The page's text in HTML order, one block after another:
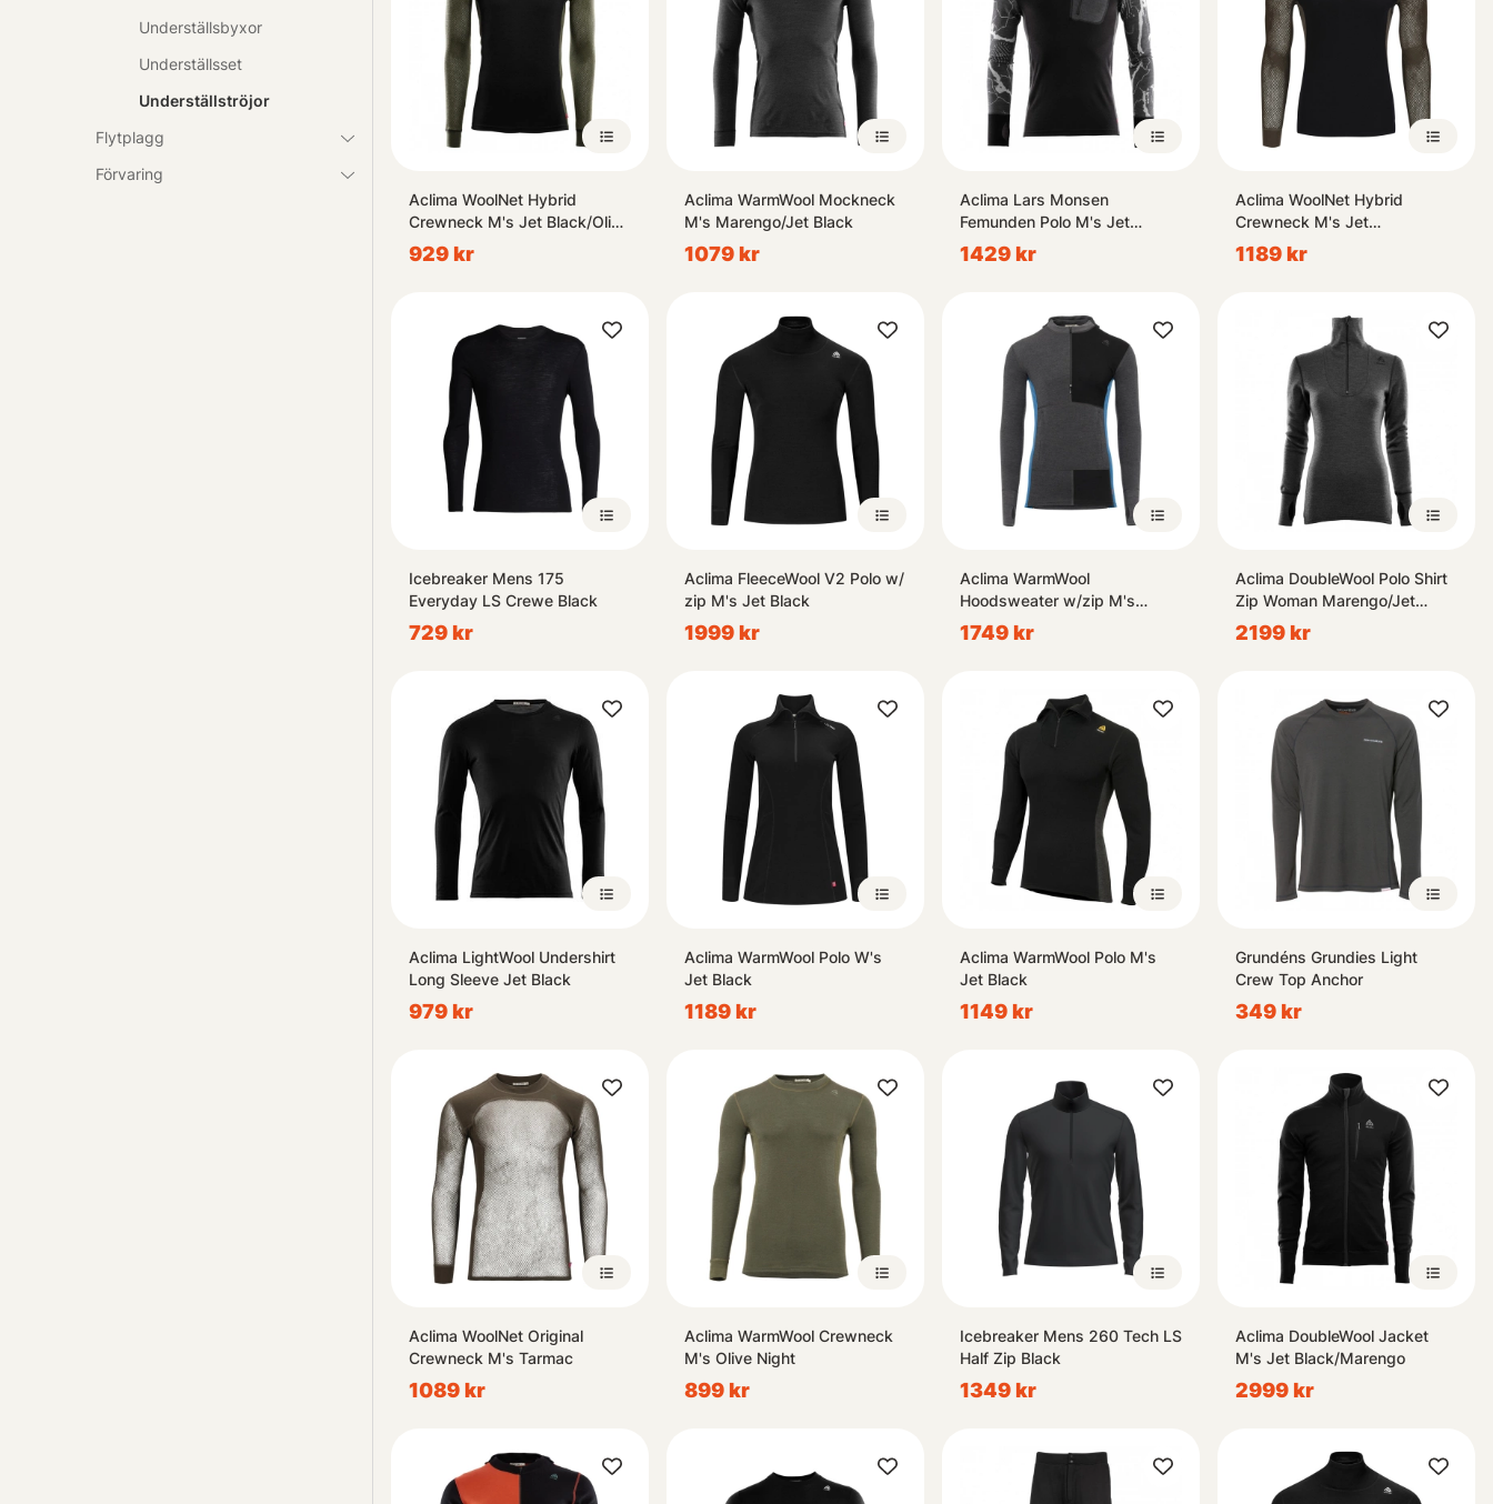
Underställsbyxor
Underställsset
Underställströjor
Flytplagg
Förvaring
Aclima WoolNet Hybrid
Crewneck M's Jet Black/Olive
Night/Dill
929 kr
Aclima WarmWool Mockneck
M's Marengo/Jet Black
1079 kr
Aclima Lars Monsen
Femunden Polo M's Jet
Black/Marengo/Femunden
Dark
1429 kr
Aclima WoolNet Hybrid
Crewneck M's Jet
Black/Tarmac/Gold Flame
1189 kr
Icebreaker Mens 175
Everyday LS Crewe Black
729 kr
Aclima FleeceWool V2 Polo w/
zip M's Jet Black
1999 kr
Aclima WarmWool
Hoodsweater w/zip M's
Marengo/Jet Black/Corsair
1749 kr
Aclima DoubleWool Polo Shirt
Zip Woman Marengo/Jet
Black
2199 kr
Aclima LightWool Undershirt
Long Sleeve Jet Black
979 kr
Aclima WarmWool Polo W's
Jet Black
1189 kr
Aclima WarmWool Polo M's
Jet Black
1149 kr
Grundéns Grundies Light
Crew Top Anchor
349 kr
Aclima WoolNet Original
Crewneck M's Tarmac
1089 kr
Aclima WarmWool Crewneck
M's Olive Night
899 kr
Icebreaker Mens 260 Tech LS
Half Zip Black
1349 kr
Aclima DoubleWool Jacket
M's Jet Black/Marengo
2999 kr
Cookies
Vi använder cookies och personuppgifter för att anpassa innehåll och annonser samt
analysera trafik. Cookies kan komma att användas för personlig och icke personlig
annonsering. Vi delar även information om din användning av vår webbplats med våra
samarbetspartners inom sociala medier, annonsering och analys. Du kan läsa mer i vår
Privacy Policy
och i vår Cookiepolicy
Inställningar Godkänn & stäng